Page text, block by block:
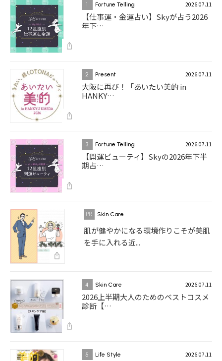
1 Fortune Telling 2026.07.11
【仕事運・金運占い】Skyが占う2026
年下…
2 Present 2026.07.11
大阪に再び！「あいたい美的 in
HANKY…
3 Fortune Telling 2026.07.11
【開運ビューティ】Skyの2026年下半
期占…
Skin Care
肌が健やかになる環境作りこそが美肌
を手に入れる近...
4 Skin Care 2026.07.11
2026上半期大人のためのベストコスメ
診断【…
5 Life Style 2026.07.11